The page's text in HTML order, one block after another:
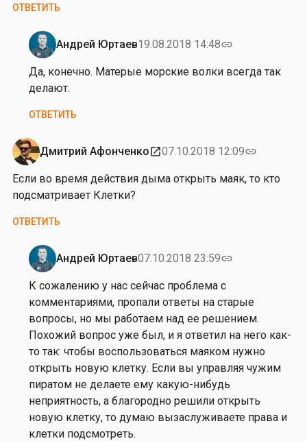
а
н
и
к
ОТВЕТИТЬ
Андрей Юртаев19.08.2018 14:48link
Ответ
на
от
л
д
М
е
л
ь
и
к
о
в
Да, конечно. Матерые морские волки всегда так
делают.
ОТВЕТИТЬ
Дмитрий Афонченкоopen_in_new07.10.2018 12:09link
Если во время действия дыма открыть маяк, то кто
подсматривает Клетки?
ОТВЕТИТЬ
Андрей Юртаев07.10.2018 23:59link
Ответ
на
от
Д
м
и
т
р
и
й
А
К сожалению у нас сейчас проблема с
комментариями, пропали ответы на старые
вопросы, но мы работаем над ее решением.
Похожий вопрос уже был, и я ответил на него как-
то так: чтобы воспользоваться маяком нужно
открыть новую клетку. Если вы управляя чужим
пиратом не делаете ему какую-нибудь
неприятность, а благородно решили открыть
новую клетку, то думаю вызаслуживаете права и
клетки подсмотреть.